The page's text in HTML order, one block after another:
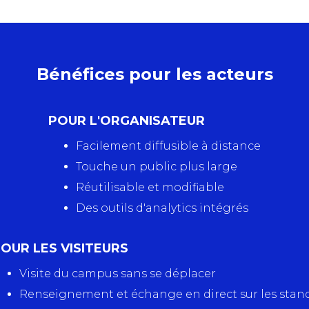
Bénéfices pour les acteurs
POUR L'ORGANISATEUR
Facilement diffusible à distance
Touche un public plus large
Réutilisable et modifiable
Des outils d'analytics intégrés
LES VISITEURS
Visite du campus sans se déplacer
Renseignement et échange en direct sur les